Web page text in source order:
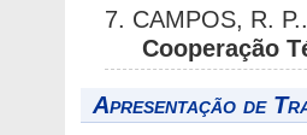
7. CAMPOS, R.
Cooperação
Apresentação de